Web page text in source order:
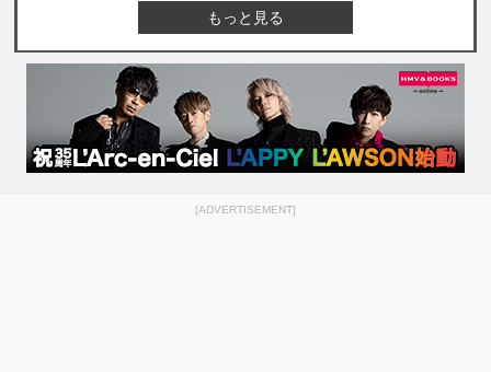
もっと見る
[ADVERTISEMENT]